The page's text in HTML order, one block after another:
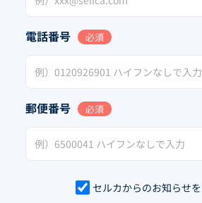
電話番号 必須
郵便番号 必須
セルカからのお知らせ